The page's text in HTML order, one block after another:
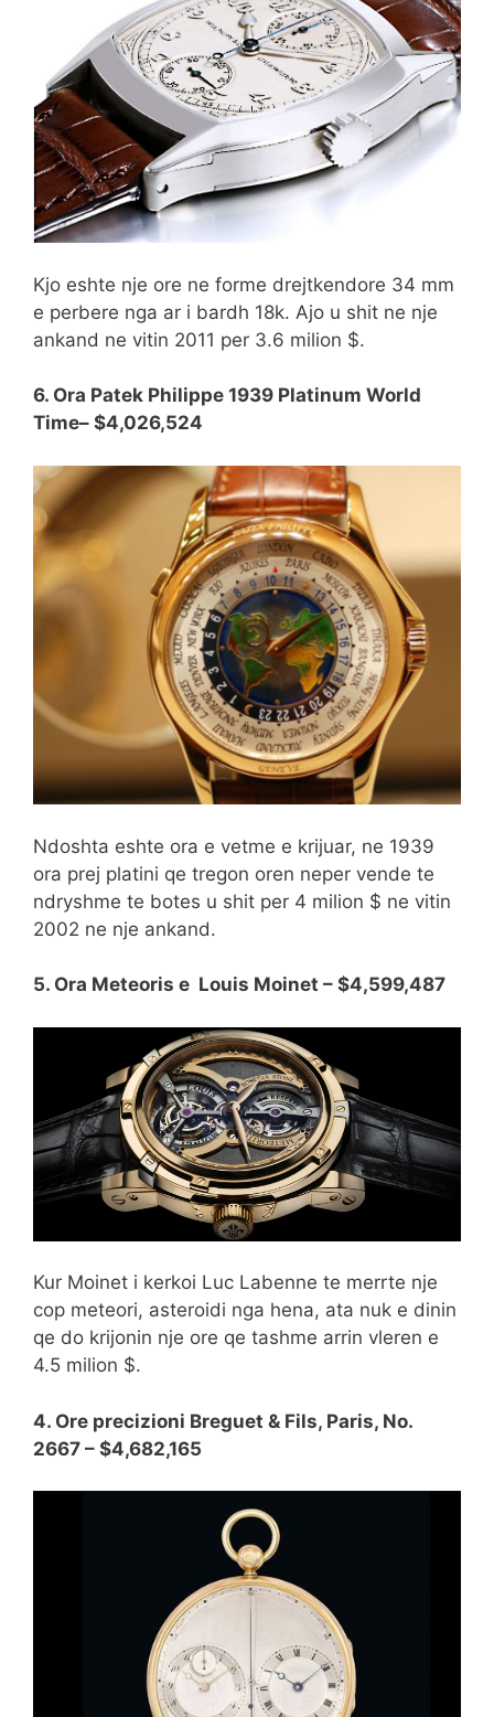
Kjo eshte nje ore ne forme drejtkendore 34 mm
e perbere nga ar i bardh 18k. Ajo u shit ne nje
ankand ne vitin 2011 per 3.6 milion $.
6. Ora Patek Philippe 1939 Platinum World
Time– $4,026,524
Ndoshta eshte ora e vetme e krijuar, ne 1939
ora prej platini qe tregon oren neper vende te
ndryshme te botes u shit per 4 milion $ ne vitin
2002 ne nje ankand.
5. Ora Meteoris e Louis Moinet – $4,599,487
Kur Moinet i kerkoi Luc Labenne te merrte nje
cop meteori, asteroidi nga hena, ata nuk e dinin
qe do krijonin nje ore qe tashme arrin vleren e
4.5 milion $.
4. Ore precizioni Breguet & Fils, Paris, No.
2667 – $4,682,165